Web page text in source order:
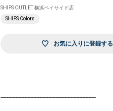
SHIPS OUTLET 横浜ベイサイド店
SHIPS Colors
お気に入りに登録する
----------------------------------------------------------------